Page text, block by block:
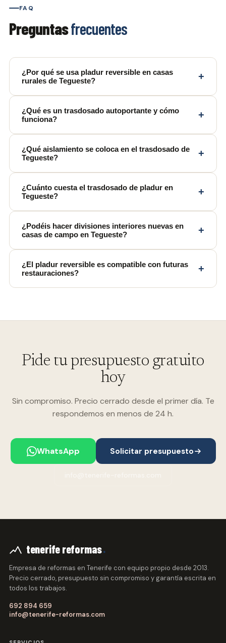
FAQ
Preguntasfrecuentes
¿Por qué se usa pladur reversible en casas
rurales de Tegueste?
+
¿Qué es un trasdosado autoportante y cómo
funciona?
+
¿Qué aislamiento se coloca en el trasdosado de
Tegueste?
+
¿Cuánto cuesta el trasdosado de pladur en
Tegueste?
+
¿Podéis hacer divisiones interiores nuevas en
casas de campo en Tegueste?
+
¿El pladur reversible es compatible con futuras
restauraciones?
+
Pide tu presupuesto gratuito
hoy
Sin compromiso. Precio cerrado desde el primer día. Te
respondemos en menos de 24 h.
WhatsApp Solicitar presupuesto
tenerife reformas.
Empresa de reformas en Tenerife con equipo propio desde 2013.
Precio cerrado, presupuesto sin compromiso y garantía escrita en
todos los trabajos.
692 894 659
info@tenerife-reformas.com